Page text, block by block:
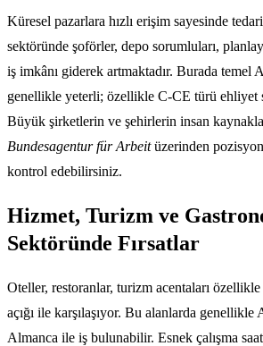
Küresel pazarlara hızlı erişim sayesinde
sektöründe şoförler, depo sorumluları,
iş imkânı giderek artmaktadır. Burada temel
genellikle yeterli; özellikle C-CE türü ehliyet
Büyük şirketlerin ve şehirlerin insan
Bundesagentur für Arbeitüzerinden
kontrol edebilirsiniz.
Hizmet, Turizm ve
Sektöründe Fırsatlar
Oteller, restoranlar, turizm acentaları
açığı ile karşılaşıyor. Bu alanlarda
Almanca ile iş bulunabilir. Esnek çalışma